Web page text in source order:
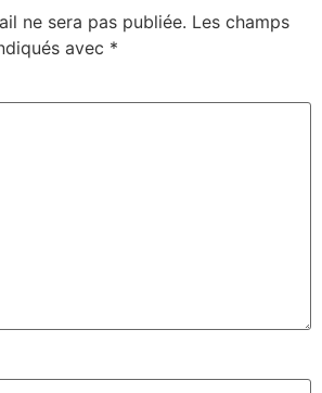
ne sera pas publiée. Les champs
avec *